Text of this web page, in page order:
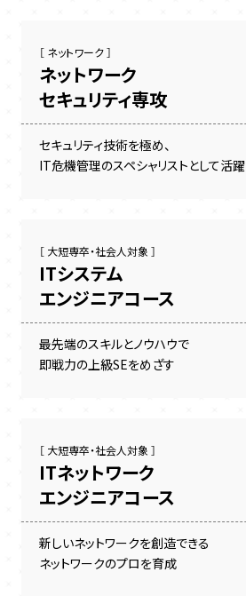
［ ネットワーク ］
ネットワーク
セキュリティ専攻
セキュリティ技術を極め、
IT危機管理のスペシャリストとして活躍
［ 大短専卒・社会人対象 ］
ITシステム
エンジニアコース
最先端のスキルとノウハウで
即戦力の上級SEをめざす
［ 大短専卒・社会人対象 ］
ITネットワーク
エンジニアコース
新しいネットワークを創造できる
ネットワークのプロを育成